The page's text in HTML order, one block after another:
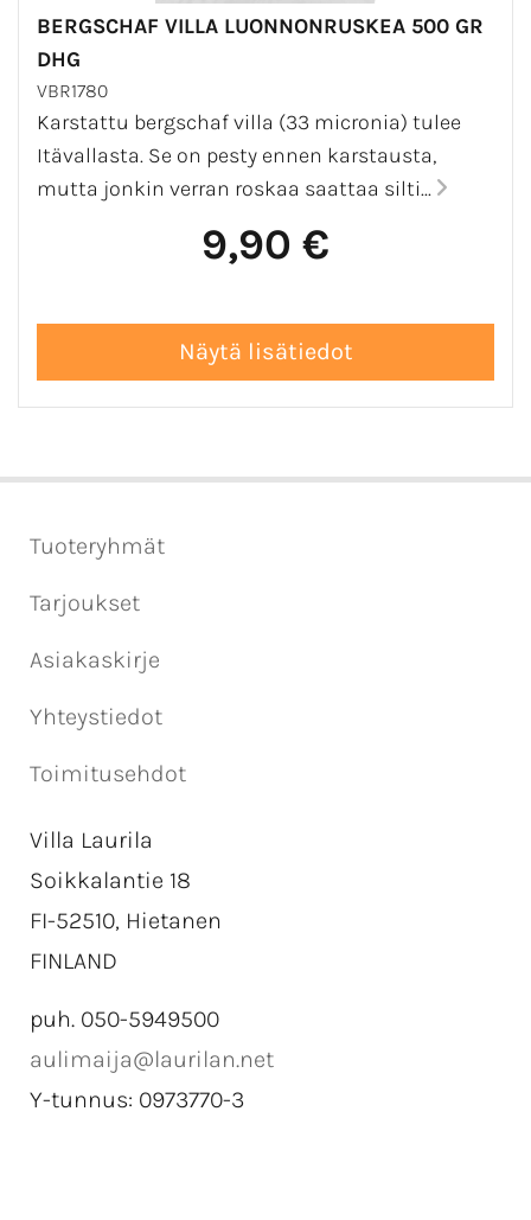
BERGSCHAF VILLA LUONNONRUSKEA 500 GR
DHG
VBR1780
Karstattu bergschaf villa (33 micronia) tulee
Itävallasta. Se on pesty ennen karstausta,
mutta jonkin verran roskaa saattaa silti...
9,90 €
Tuoteryhmät
Tarjoukset
Asiakaskirje
Yhteystiedot
Toimitusehdot
Villa Laurila
Soikkalantie 18
FI-52510, Hietanen
FINLAND
puh. 050-5949500
aulimaija@laurilan.net
Y-tunnus: 0973770-3